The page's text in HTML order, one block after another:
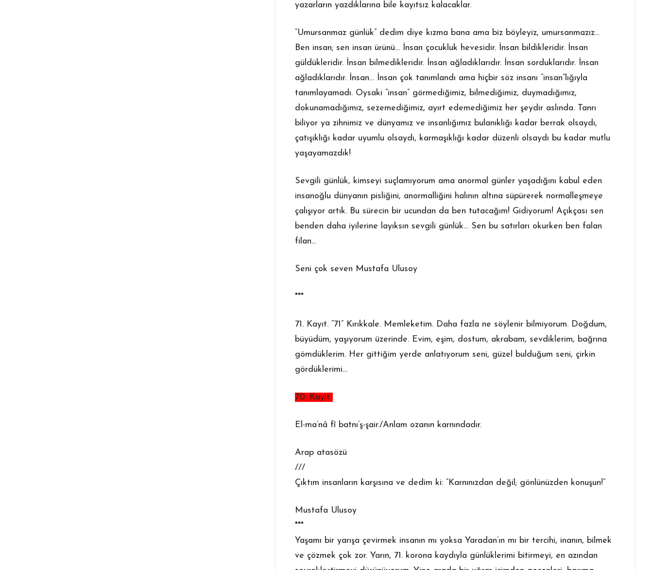
yazarların yazdıklarına bile kayıtsız kalacaklar.
“Umursanmaz günlük” dedim diye kızma bana ama biz böyleyiz, umursanmazız…
Ben insan; sen insan ürünü… İnsan çocukluk hevesidir. İnsan bildikleridir. İnsan
güldükleridir. İnsan bilmedikleridir. İnsan ağladıklarıdır. İnsan sorduklarıdır. İnsan
ağladıklarıdır. İnsan… İnsan çok tanımlandı ama hiçbir söz insanı “insan”lığıyla
tanımlayamadı. Oysaki “insan” görmediğimiz, bilmediğimiz, duymadığımız,
dokunamadığımız, sezemediğimiz, ayırt edemediğimiz her şeydir aslında. Tanrı
biliyor ya zihnimiz ve dünyamız ve insanlığımız bulanıklığı kadar berrak olsaydı,
çatışıklığı kadar uyumlu olsaydı, karmaşıklığı kadar düzenli olsaydı bu kadar mutlu
yaşayamazdık!
Sevgili günlük, kimseyi suçlamıyorum ama anormal günler yaşadığını kabul eden
insanoğlu dünyanın pisliğini, anormalliğini halının altına süpürerek normalleşmeye
çalışıyor artık. Bu sürecin bir ucundan da ben tutacağım! Gidiyorum! Açıkçası sen
benden daha iyilerine layıksın sevgili günlük… Sen bu satırları okurken ben falan
filan…
Seni çok seven Mustafa Ulusoy
***
71. Kayıt. “71” Kırıkkale. Memleketim. Daha fazla ne söylenir bilmiyorum. Doğdum,
büyüdüm, yaşıyorum üzerinde. Evim, eşim, dostum, akrabam, sevdiklerim, bağrına
gömdüklerim. Her gittiğim yerde anlatıyorum seni, güzel bulduğum seni, çirkin
gördüklerimi…
70. Kayıt
El-ma’nâ fî batnı’ş-şair./Anlam ozanın karnındadır.
Arap atasözü
///
Çıktım insanların karşısına ve dedim ki: “Karnınızdan değil; gönlünüzden konuşun!”
Mustafa Ulusoy
***
Yaşamı bir yarışa çevirmek insanın mı yoksa Yaradan’ın mı bir tercihi, inanın, bilmek
ve çözmek çok zor. Yarın, 71. korona kaydıyla günlüklerimi bitirmeyi, en azından